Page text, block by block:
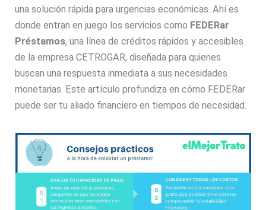
una solución rápida para urgencias económicas. Ahí es
donde entran en juego los servicios como FEDERar
Préstamos, una línea de créditos rápidos y accesibles
de la empresa CETROGAR, diseñada para quienes
buscan una respuesta inmediata a sus necesidades
monetarias. Este artículo profundiza en cómo FEDERar
puede ser tu aliado financiero en tiempos de necesidad.